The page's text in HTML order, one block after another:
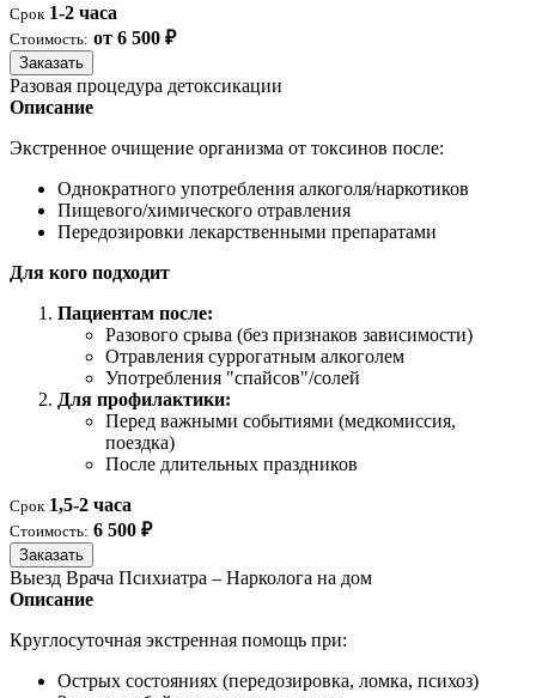
Срок 1-2 часа
Стоимость: от 6 500 ₽
Заказать
Разовая процедура детоксикации
Описание
Экстренное очищение организма от токсинов после:
Однократного употребления алкоголя/наркотиков
Пищевого/химического отравления
Передозировки лекарственными препаратами
Для кого подходит
Пациентам после:
Разового срыва (без признаков зависимости)
Отравления суррогатным алкоголем
Употребления "спайсов"/солей
Для профилактики:
Перед важными событиями (медкомиссия,
поездка)
После длительных праздников
Срок 1,5-2 часа
Стоимость: 6 500 ₽
Заказать
Выезд Врача Психиатра – Нарколога на дом
Описание
Круглосуточная экстренная помощь при:
Острых состояниях (передозировка, ломка, психоз)